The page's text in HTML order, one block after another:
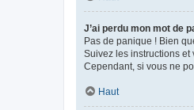
J’ai perdu mon mot de
Pas de panique ! Bien
Suivez les instructions et
Cependant, si vous ne
Haut